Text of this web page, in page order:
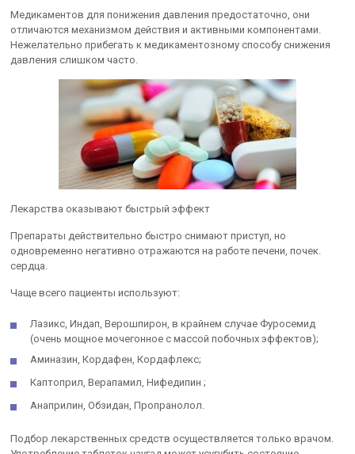
Медикаментов для понижения давления предостаточно, они
отличаются механизмом действия и активными компонентами.
Нежелательно прибегать к медикаментозному способу снижения
давления слишком часто.
Лекарства оказывают быстрый эффект
Препараты действительно быстро снимают приступ, но
одновременно негативно отражаются на работе печени, почек.
сердца.
Чаще всего пациенты используют:
Лазикс, Индап, Верошпирон, в крайнем случае Фуросемид
(очень мощное мочегонное с массой побочных эффектов);
Аминазин, Кордафен, Кордафлекс;
Каптоприл, Верапамил, Нифедипин ;
Анаприлин, Обзидан, Пропранолол.
Подбор лекарственных средств осуществляется только врачом.